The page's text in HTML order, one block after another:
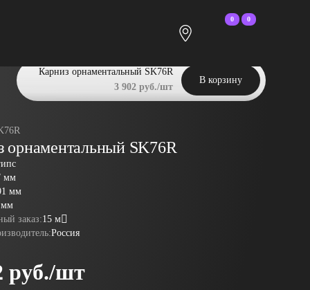
0 0
орнаментальный SK76R
мм
мм
мм
заказ:15 м
Россия
руб./шт
Карниз орнаментальный SK76R
3 902 руб./шт
В корзину